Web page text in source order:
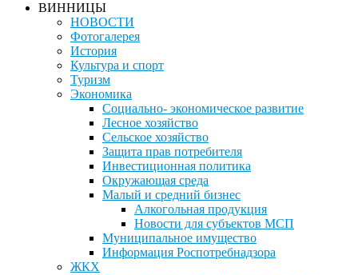
ВИННИЦЫ
НОВОСТИ
Фотогалерея
История
Культура и спорт
Туризм
Экономика
Социально- экономическое развитие
Лесное хозяйство
Сельское хозяйство
Защита прав потребителя
Инвестиционная политика
Окружающая среда
Малый и средний бизнес
Алкогольная продукция
Новости для субъектов МСП
Муниципальное имущество
Информация Роспотребнадзора
ЖКХ